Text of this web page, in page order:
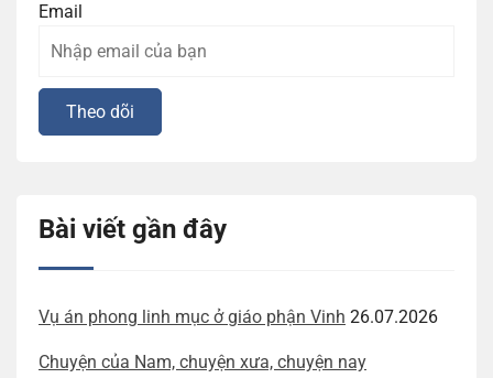
Email
Bài viết gần đây
Vụ án phong linh mục ở giáo phận Vinh 26.07.2026
Chuyện của Nam, chuyện xưa, chuyện nay